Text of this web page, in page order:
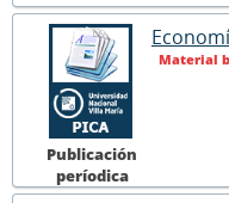
Publicación
períodica
Material